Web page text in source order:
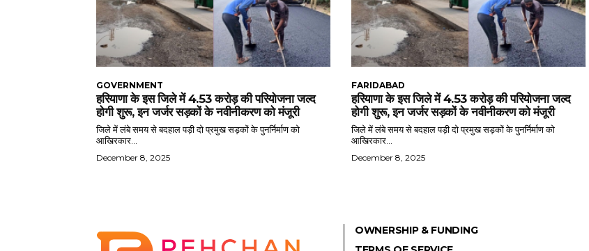
GOVERNMENT
हरियाणा के इस जिले में 4.53 करोड़ की परियोजना जल्द
होगी शुरू, इन जर्जर सड़कों के नवीनीकरण को मंजूरी
जिले में लंबे समय से बदहाल पड़ी दो प्रमुख सड़कों के पुनर्निर्माण को
आखिरकार...
December 8, 2025
FARIDABAD
हरियाणा के इस जिले में 4.53 करोड़ की परियोजना जल्द
होगी शुरू, इन जर्जर सड़कों के नवीनीकरण को मंजूरी
जिले में लंबे समय से बदहाल पड़ी दो प्रमुख सड़कों के पुनर्निर्माण को
आखिरकार...
December 8, 2025
OWNERSHIP & FUNDING